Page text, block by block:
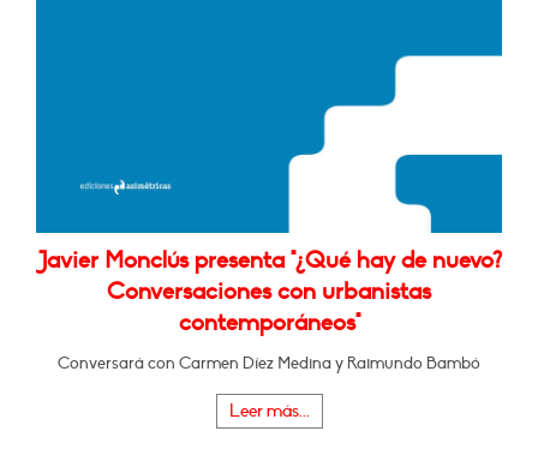
Javier Monclús presenta "¿Qué hay de nuevo?
Conversaciones con urbanistas
contemporáneos"
Conversará con Carmen Díez Medina y Raimundo Bambó
Leer más...